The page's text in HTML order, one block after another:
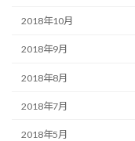
2018年10月
2018年9月
2018年8月
2018年7月
2018年5月